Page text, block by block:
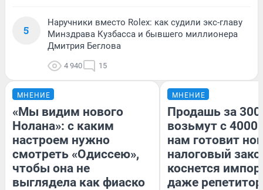
5
Наручники вместо Rolex: как судили экс-главу
Минздрава Кузбасса и бывшего миллионера
Дмитрия Беглова
4 940 15
МНЕНИЕ
«Мы видим нового
Нолана»: с каким
настроем нужно
смотреть «Одиссею»,
чтобы она не
выглядела как фиаско
МНЕНИЕ
Продашь за
возьмут с
нам готовит
налоговый
коснется
даже